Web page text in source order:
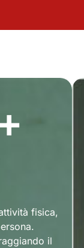
fisica,
il